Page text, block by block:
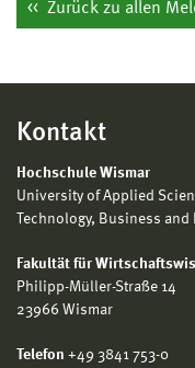
Zurück zu allen
Kontakt
Hochschule Wismar
University of Applied
Technology, Business and
Fakultät für
Philipp-Müller-Straße 14
23966 Wismar
Telefon +49 3841 753-0